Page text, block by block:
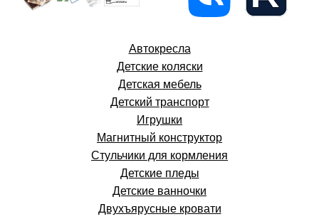
Автокресла
Детские коляски
Детская мебель
Детский транспорт
Игрушки
Магнитный конструктор
Стульчики для кормления
Детские пледы
Детские ванночки
Двухъярусные кровати